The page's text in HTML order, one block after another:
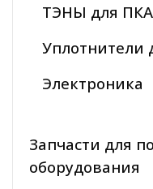
ТЭНЫ для ПКА
Уплотнители
Электроника
Запчасти для
оборудования